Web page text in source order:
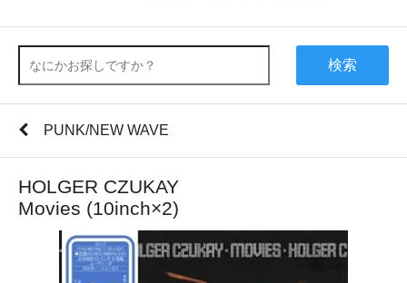
検索
PUNK/NEW WAVE
HOLGER CZUKAY
Movies (10inch×2)